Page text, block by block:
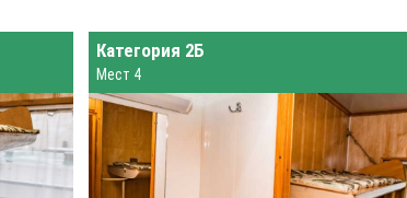
Категория 2Б
Мест 4